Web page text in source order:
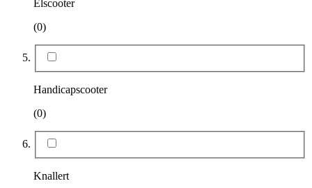
Elscooter
(0)
Handicapscooter
(0)
Knallert